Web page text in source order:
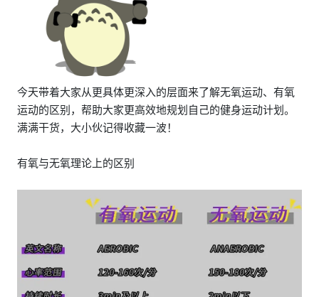
今天带着大家从更具体更深入的层面来了解无氧运动、有氧
运动的区别，帮助大家更高效地规划自己的健身运动计划。
满满干货，大小伙记得收藏一波！
有氧与无氧理论上的区别